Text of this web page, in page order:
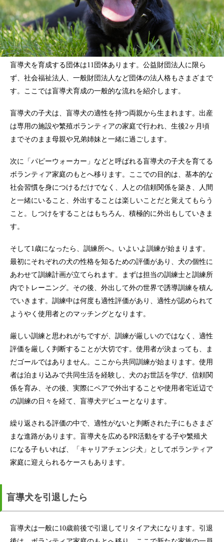
盲導犬を育成する団体は11団体あります。公益財団法人に限ら
ず、社会福祉法人、一般財団法人など団体の法人格もさまざまで
す。ここでは盲導犬育成の一般的な流れを紹介します。
盲導犬の子犬は、盲導犬の適性を持つ両親から生まれます。出産
は専用の施設や繁殖ボランティアの家庭で行われ、生後2ヶ月頃
までそのまま母親や兄弟姉妹と一緒に過ごします。
次に「パピーウォーカー」などと呼ばれる盲導犬の子犬を育てる
ボランティア家庭のもとへ移ります。ここでの目的は、基本的な
社会習慣を身につけるだけでなく、人との信頼関係を築き、人間
と一緒にいること、外出することは楽しいことだと覚えてもらう
こと。しつけをすることはもちろん、積極的に外出もしていきま
す。
そして1歳になったら、訓練所へ。いよいよ訓練が始まります。
最初にそれぞれの犬の性格を知るための評価があり、犬の個性に
あわせて訓練計画が立てられます。まずは担当の訓練士と訓練所
内でトレーニング。その後、外出して外の世界で誘導訓練を積ん
でいきます。訓練中は何度も適性評価があり、適性が認められて
ようやく使用者とのマッチングとなります。
厳しい訓練と思われがちですが、訓練が厳しいのではなく、適性
評価を厳しく判断することが大切です。使用者が決まっても、ま
だゴールではありません。ここから共同訓練が始まります。使用
者は泊まり込みで共同生活を経験し、犬のお世話を学び、信頼関
係を育み、その後、実際にペアで外出することや使用者宅近辺で
の訓練の日々を経て、盲導犬デビューとなります。
繰り返される評価の中で、適性がないと判断された子にもさまざ
まな進路があります。盲導犬を広めるPR活動をする子や繁殖犬
になる子もいれば、「キャリアチェンジ犬」としてボランティア
家庭に迎えられるケースもあります。
盲導犬を引退したら
盲導犬は一般に10歳前後で引退してリタイア犬になります。引退